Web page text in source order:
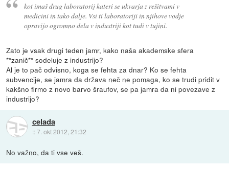
kot imaš drug laboratorij kateri se ukvarja z rešitvami v
medicini in tako dalje. Vsi ti laboratoriji in njihove vodje
opravijo ogromno dela v industriji kot tudi v tujini.
Zato je vsak drugi teden jamr, kako naša akademske sfera
**zanič** sodeluje z industrijo?
Al je to pač odvisno, koga se fehta za dnar? Ko se fehta
subvencije, se jamra da država neč ne pomaga, ko se trudi pridit v
kakšno firmo z novo barvo šraufov, se pa jamra da ni povezave z
industrijo?
celada
::7. okt 2012, 21:32
No važno, da ti vse veš.